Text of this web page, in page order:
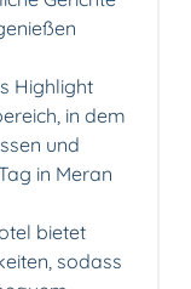
Highlight
in dem
und
in Meran
bietet
sodass